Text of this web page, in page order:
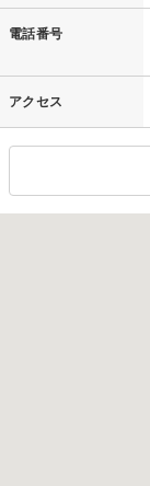
電話番号
アクセス